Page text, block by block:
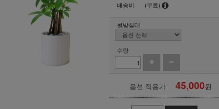
배송비
(무료)
물받침대
수량
옵션 적용가 45,000원